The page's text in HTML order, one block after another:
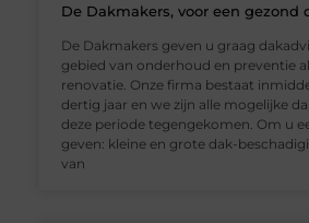
De Dakmakers, voor een gezond
De Dakmakers geven u graag
gebied van onderhoud en preventie
renovatie. Onze firma bestaat
dertig jaar en we zijn alle mogelijke
deze periode tegengekomen. Om u
geven: kleine en grote dak-
van